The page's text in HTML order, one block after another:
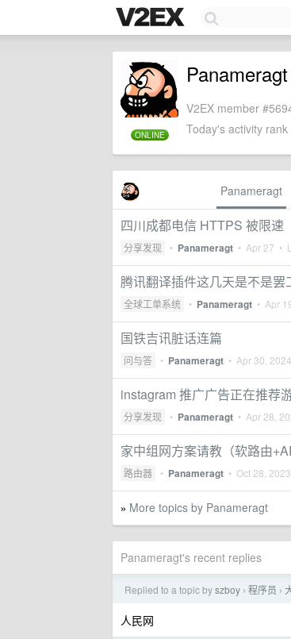
ONLINE
Panameragt
V2EX member
Today's activity rank
Panameragt
四川成都电信 HTTPS 被限速
分享发现 • Panameragt • Apr 27 •
腾讯翻译插件这几天是不是罢
全球工单系统 • Panameragt • Apr
国铁吉讯脏话连篇
问与答 • Panameragt • Apr 30, 2024
instagram 推广广告正在推荐
分享发现 • Panameragt • Apr 28,
家中组网方案请教（软路由
路由器 • Panameragt • Oct 28, 2023
» More topics by Panameragt
Panameragt's recent replies
Replied to a topic byszboy › 程序员 ›
人民网